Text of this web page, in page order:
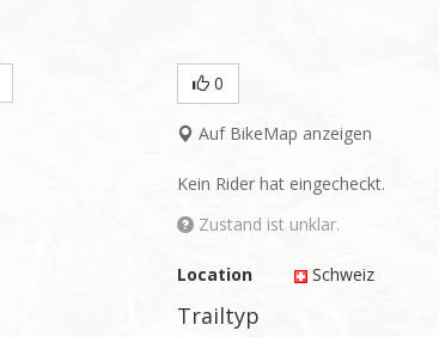
0
Auf BikeMap anzeigen
Kein Rider hat eingecheckt.
Zustand ist unklar.
Location Schweiz
Trailtyp